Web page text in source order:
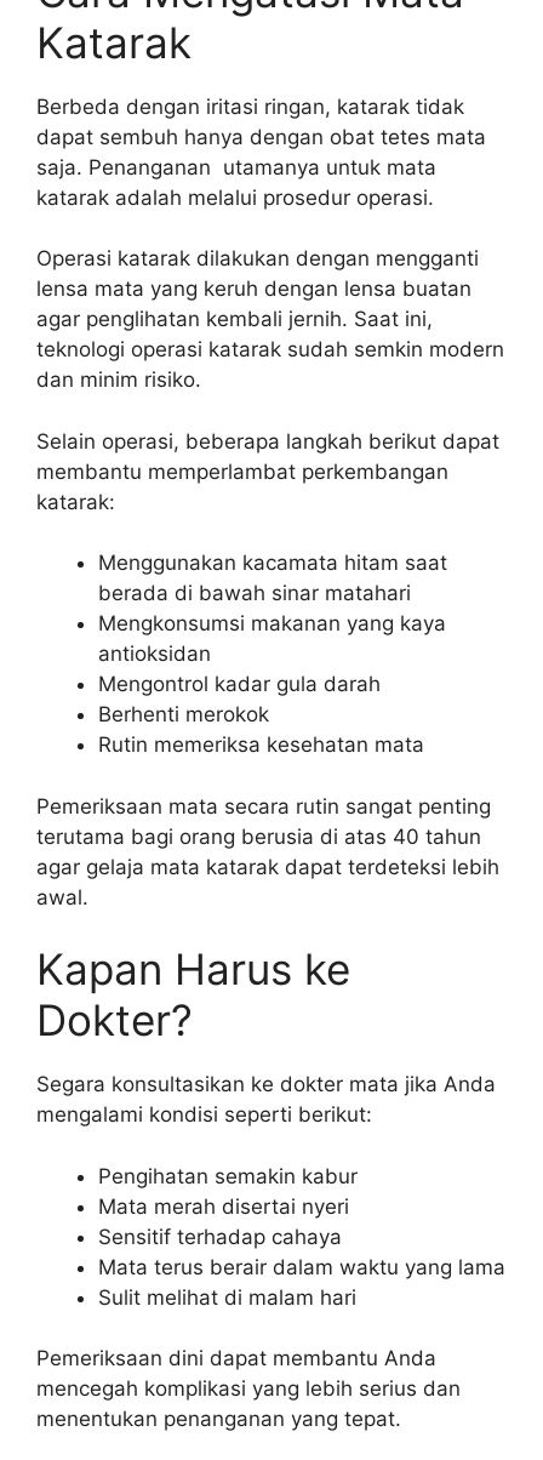
Katarak
Berbeda dengan iritasi ringan, katarak tidak
dapat sembuh hanya dengan obat tetes mata
saja. Penanganan utamanya untuk mata
katarak adalah melalui prosedur operasi.
Operasi katarak dilakukan dengan mengganti
lensa mata yang keruh dengan lensa buatan
agar penglihatan kembali jernih. Saat ini,
teknologi operasi katarak sudah semkin modern
dan minim risiko.
Selain operasi, beberapa langkah berikut dapat
membantu memperlambat perkembangan
katarak:
Menggunakan kacamata hitam saat
berada di bawah sinar matahari
Mengkonsumsi makanan yang kaya
antioksidan
Mengontrol kadar gula darah
Berhenti merokok
Rutin memeriksa kesehatan mata
Pemeriksaan mata secara rutin sangat penting
terutama bagi orang berusia di atas 40 tahun
agar gelaja mata katarak dapat terdeteksi lebih
awal.
Kapan Harus ke
Dokter?
Segara konsultasikan ke dokter mata jika Anda
mengalami kondisi seperti berikut:
Pengihatan semakin kabur
Mata merah disertai nyeri
Sensitif terhadap cahaya
Mata terus berair dalam waktu yang lama
Sulit melihat di malam hari
Pemeriksaan dini dapat membantu Anda
mencegah komplikasi yang lebih serius dan
menentukan penanganan yang tepat.